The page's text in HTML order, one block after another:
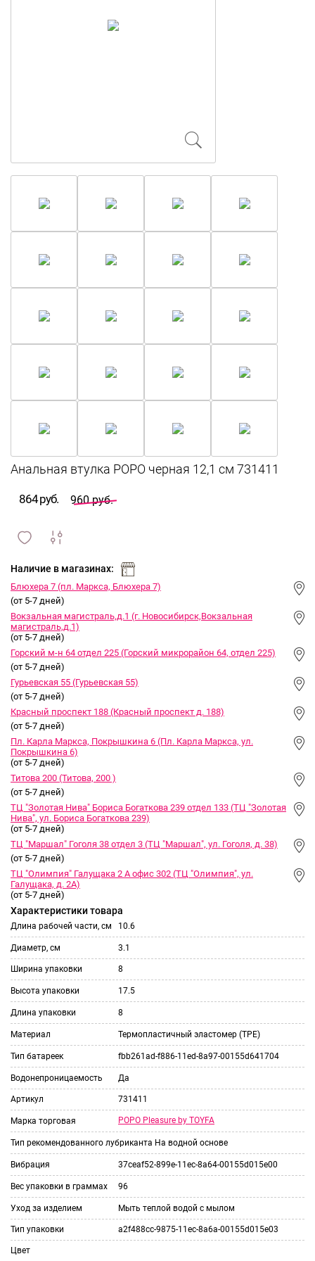
864 руб. 960 руб.
и
Наличие в магазинах:
Блюхера 7 (пл. Маркса, Блюхера 7)
(от 5-7 дней)
Вокзальная магистраль,д.1 (г. Новосибирск,Вокзальная
магистраль,д.1)
(от 5-7 дней)
Горский м-н 64 отдел 225 (Горский микрорайон 64, отдел 225)
(от 5-7 дней)
Гурьевская 55 (Гурьевская 55)
(от 5-7 дней)
Красный проспект 188 (Красный проспект д. 188)
(от 5-7 дней)
Пл. Карла Маркса, Покрышкина 6 (Пл. Карла Маркса, ул.
Покрышкина 6)
(от 5-7 дней)
Титова 200 (Титова, 200 )
(от 5-7 дней)
ТЦ "Золотая Нива" Бориса Богаткова 239 отдел 133 (ТЦ "Золотая
Нива", ул. Бориса Богаткова 239)
(от 5-7 дней)
ТЦ "Маршал" Гоголя 38 отдел 3 (ТЦ "Маршал", ул. Гоголя, д. 38)
(от 5-7 дней)
ТЦ "Олимпия" Галущака 2 А офис 302 (ТЦ "Олимпия", ул.
Галущака, д. 2А)
(от 5-7 дней)
Характеристики товара
Длина рабочей части, см 10.6
Диаметр, см 3.1
Ширина упаковки 8
Высота упаковки 17.5
Длина упаковки 8
Материал Термопластичный эластомер (TPE)
Тип батареек fbb261ad-f886-11ed-8a97-00155d641704
Водонепроницаемость Да
Артикул 731411
Марка торговая POPO Pleasure by TOYFA
Тип рекомендованного лубриканта На водной основе
Вибрация 37ceaf52-899e-11ec-8a64-00155d015e00
Вес упаковки в граммах 96
Уход за изделием Мыть теплой водой с мылом
Тип упаковки a2f488cc-9875-11ec-8a6a-00155d015e03
Цвет